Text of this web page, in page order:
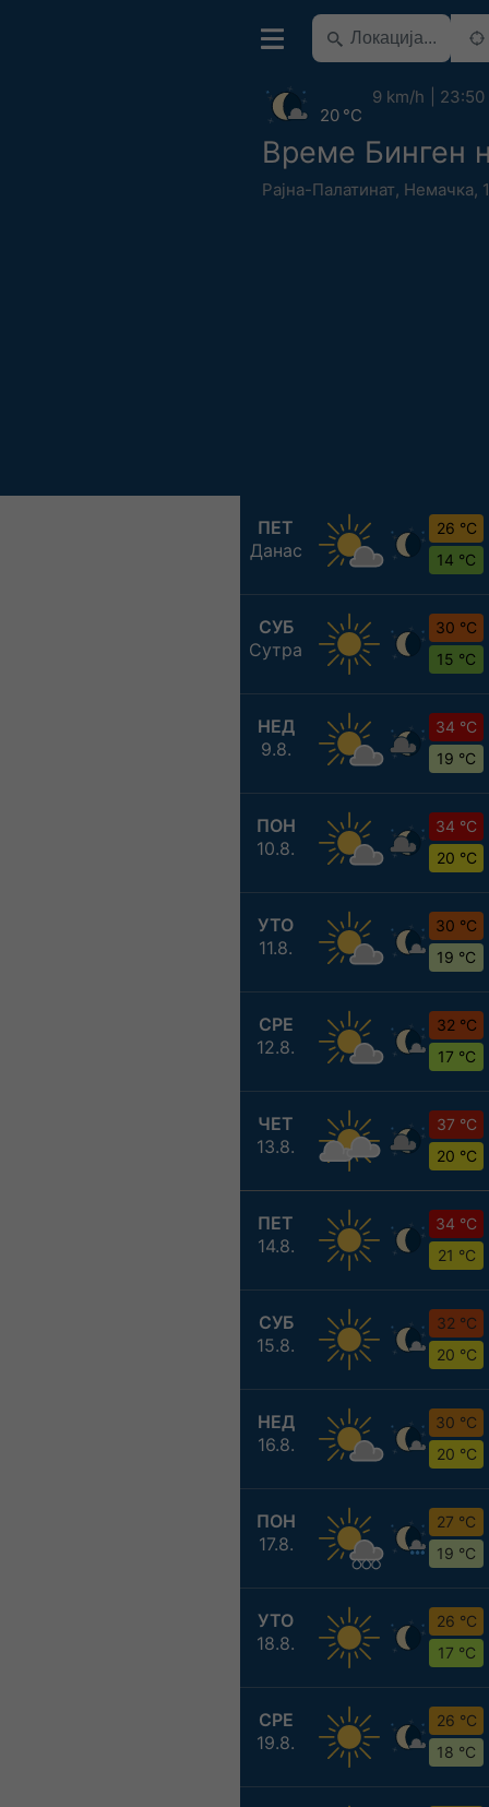
Време Бинген
Рајна-Палатинат, Немачка,
20 °C
9 km/h 23:50
ПЕТ
Данас
26 °C
14 °C
СУБ
Сутра
30 °C
15 °C
НЕД
9.8.
34 °C
19 °C
ПОН
10.8.
34 °C
20 °C
УТО
11.8.
30 °C
19 °C
СРЕ
12.8.
32 °C
17 °C
ЧЕТ
13.8.
37 °C
20 °C
ПЕТ
14.8.
34 °C
21 °C
СУБ
15.8.
32 °C
20 °C
НЕД
16.8.
30 °C
20 °C
ПОН
17.8.
27 °C
19 °C
УТО
18.8.
26 °C
17 °C
СРЕ
19.8.
26 °C
18 °C